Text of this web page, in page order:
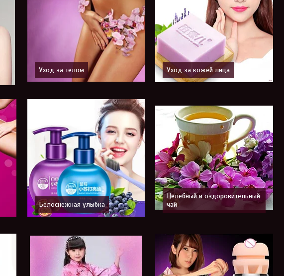
Уход за телом Уход за кожей лица
Белоснежная улыбка
Целебный и оздоровительный
чай